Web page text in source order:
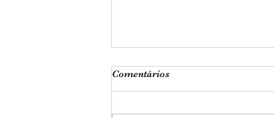
Comentários